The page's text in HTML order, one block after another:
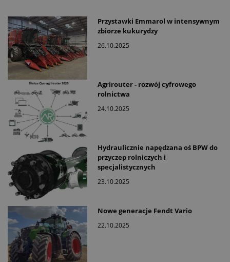
Przystawki Emmarol w intensywnym
zbiorze kukurydzy
26.10.2025
Agrirouter - rozwój cyfrowego
rolnictwa
24.10.2025
Hydraulicznie napędzana oś BPW do
przyczep rolniczych i
specjalistycznych
23.10.2025
Nowe generacje Fendt Vario
22.10.2025